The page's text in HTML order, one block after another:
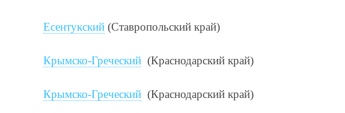
Есентукский (Ставропольский край)
Крымско-Греческий (Краснодарский край)
Крымско-Греческий (Краснодарский край)